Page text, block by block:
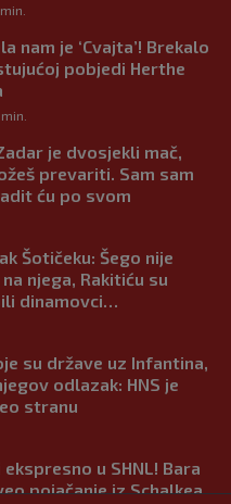
nam je ‘Cvajta’! Brekalo
pobjedi Herthe
je dvosjekli mač,
prevariti. Sam sam
ću po svom
Šotičeku: Šego nije
njega, Rakitiću su
dinamovci…
su države uz Infantina,
odlazak: HNS je
stranu
u SHNL! Bara
pojačanje iz Schalkea